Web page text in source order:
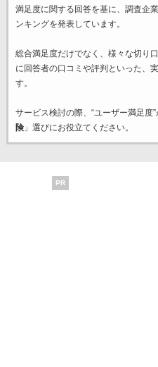
満足度に関する回答を基に、調査企業
ンキングを発表しています。
総合満足度だけでなく、様々な切り
に回答者の口コミや評判といった、
す。
サービス検討の際、“ユーザー満足度
険」選びにお役立てください。
PR